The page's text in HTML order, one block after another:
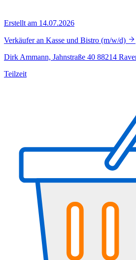
Erstellt am 14.07.2026
Verkäufer an Kasse und Bistro (m/w/d)
Dirk Ammann, Jahnstraße 40 88214
Teilzeit